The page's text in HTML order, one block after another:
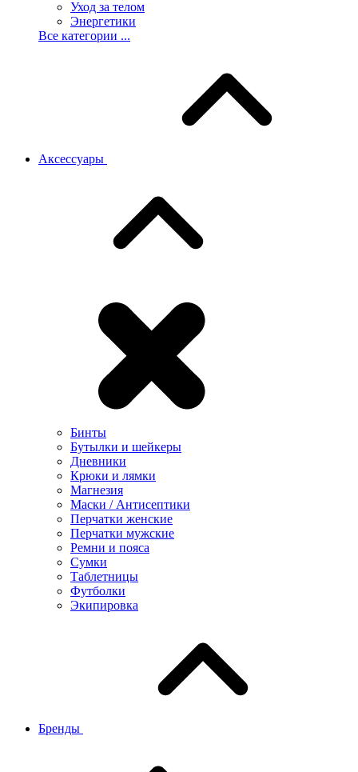
Уход за телом
Энергетики
Все категории ...
Аксессуары
Бинты
Бутылки и шейкеры
Дневники
Крюки и лямки
Магнезия
Маски / Антисептики
Перчатки женские
Перчатки мужские
Ремни и пояса
Сумки
Таблетницы
Футболки
Экипировка
Бренды